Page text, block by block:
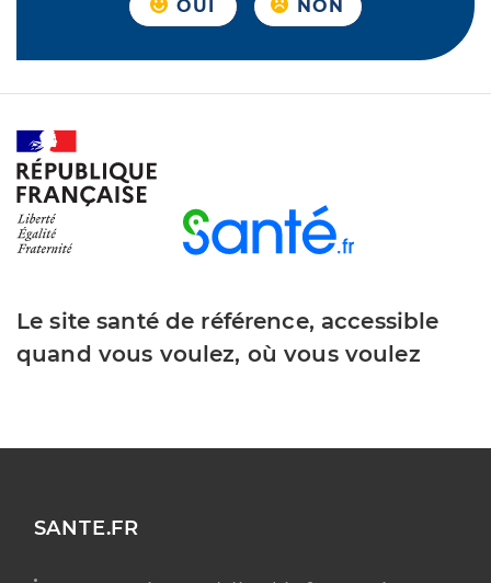
OUI NON
Le site santé de référence, accessible
quand vous voulez, où vous voulez
SANTE.FR